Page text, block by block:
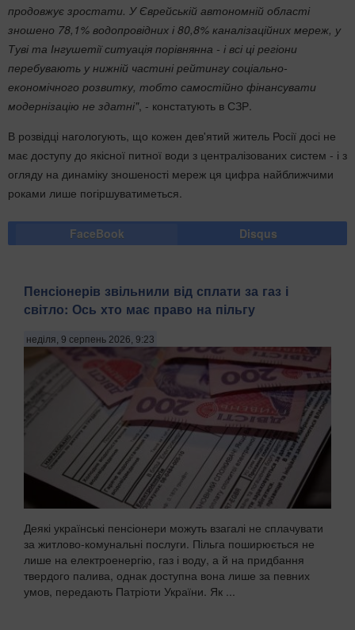
продовжує зростати. У Єврейській автономній області
зношено 78,1% водопровідних і 80,8% каналізаційних мереж, у
Туві та Інгушетії ситуація порівнянна - і всі ці регіони
перебувають у нижній частині рейтингу соціально-
економічного розвитку, тобто самостійно фінансувати
модернізацію не здатні", - констатують в СЗР.
В розвідці нагологують, що кожен дев'ятий житель Росії досі не
має доступу до якісної питної води з централізованих систем - і з
огляду на динаміку зношеності мереж ця цифра найближчими
роками лише погіршуватиметься.
FaceBook Disqus
Пенсіонерів звільнили від сплати за газ і
світло: Ось хто має право на пільгу
неділя, 9 серпень 2026, 9:23
Деякі українські пенсіонери можуть взагалі не сплачувати
за житлово-комунальні послуги. Пільга поширюється не
лише на електроенергію, газ і воду, а й на придбання
твердого палива, однак доступна вона лише за певних
умов, передають Патріоти України. Як ...